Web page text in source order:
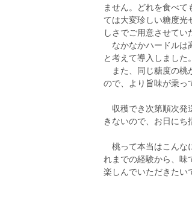
ません。どれを食べ
ては大変珍しい糖度光
しさでご用意させてい
なかなかハードルは
と考えて導入しました。
また、同じ糖度の桃
ので、より旨味が乗っ
収穫でき次第順次発
きないので、お日に
桃って本当はこんな
れまでの経験から、味
楽しんでいただきたい